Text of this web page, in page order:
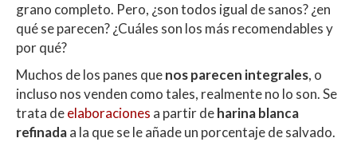
grano completo. Pero, ¿son todos igual de sanos? ¿en
qué se parecen? ¿Cuáles son los más recomendables y
por qué?
Muchos de los panes quenos parecen integrales, o
incluso nos venden como tales, realmente no lo son. Se
trata deelaboraciones a partir deharina blanca
refinadaa la que se le añade un porcentaje de salvado.